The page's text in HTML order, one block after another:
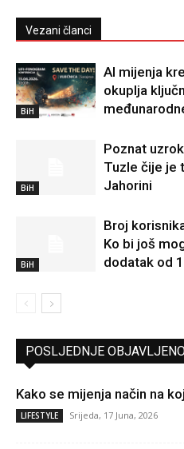
Vezani članci
BiH
AI mijenja
okuplja
BiH
Poznat
Tuzle čije je
Jahorini
BiH
Broj
Ko bi još
dodatak od
POSLJEDNJE
Kako se mijenja način na
LIFESTYLE Srijeda, 17 Juna, 2026